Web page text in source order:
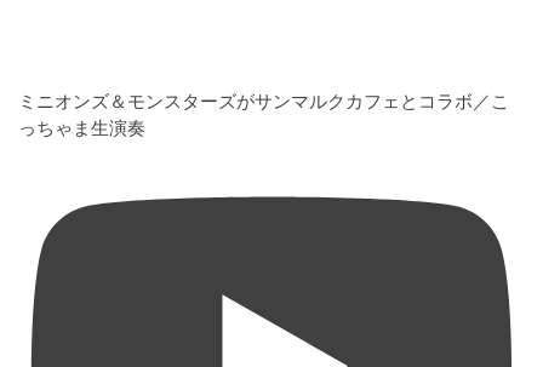
ミニオンズ＆モンスターズがサンマルクカフェとコラボ／こ
っちゃま生演奏